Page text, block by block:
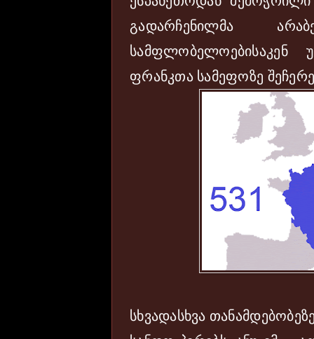
გადარჩენილმა
სამფლობელოებისაკენ
ფრანკთა სამეფოზე
სხვადასხვა